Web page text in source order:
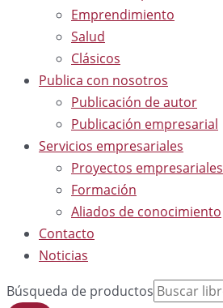
Emprendimiento
Salud
Clásicos
Publica con nosotros
Publicación de autor
Publicación empresarial
Servicios empresariales
Proyectos empresariales
Formación
Aliados de conocimiento
Contacto
Noticias
Búsqueda de productos